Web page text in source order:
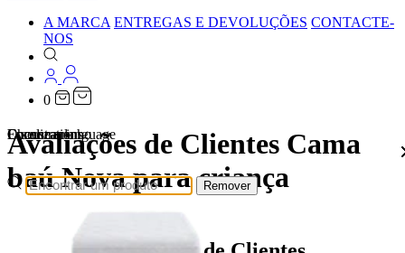
A MARCA ENTREGAS E DEVOLUÇÕES CONTACTE-
NOS
0
Localizations
Choose a language
Encontrar
Remover
O seu carrinho
Avaliações de Clientes Cama
baú Nova para criança